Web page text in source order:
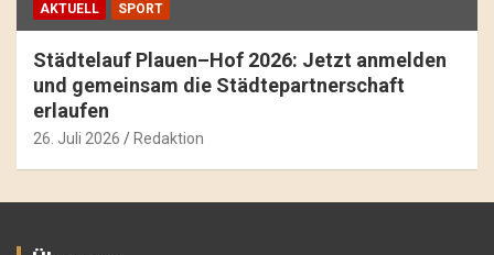
AKTUELL SPORT
Städtelauf Plauen–Hof 2026: Jetzt anmelden
und gemeinsam die Städtepartnerschaft
erlaufen
26. Juli 2026 Redaktion